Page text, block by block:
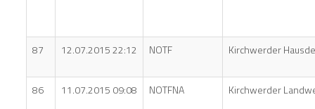
87 12.07.2015 22:12 NOTF Kirchwerder
86 11.07.2015 09:08 NOTFNA Kirchwerder